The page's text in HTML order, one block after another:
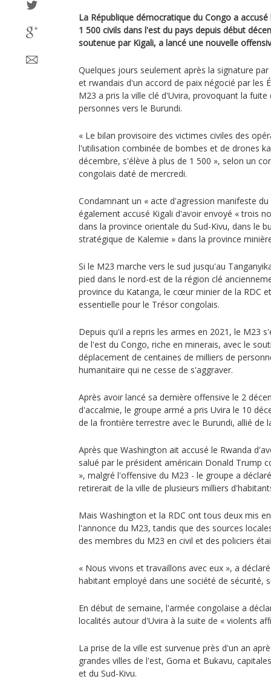
La République démocratique du Congo a
1 500 civils dans l'est du pays depuis début
soutenue par Kigali, a lancé une nouvelle
Quelques jours seulement après la signature
et rwandais d'un accord de paix négocié par les
M23 a pris la ville clé d'Uvira, provoquant la fuite
personnes vers le Burundi.
« Le bilan provisoire des victimes civiles des
l'utilisation combinée de bombes et de drones
décembre, s'élève à plus de 1 500 », selon un
congolais daté de mercredi.
Condamnant un « acte d'agression manifeste du
également accusé Kigali d'avoir envoyé « trois
dans la province orientale du Sud-Kivu, dans le
stratégique de Kalemie » dans la province
Si le M23 marche vers le sud jusqu'au
pied dans le nord-est de la région clé
province du Katanga, le cœur minier de la RDC
essentielle pour le Trésor congolais.
Depuis qu'il a repris les armes en 2021, le M23
de l'est du Congo, riche en minerais, avec le
déplacement de centaines de milliers de
humanitaire qui ne cesse de s'aggraver.
Après avoir lancé sa dernière offensive le 2
d'accalmie, le groupe armé a pris Uvira le 10
de la frontière terrestre avec le Burundi, allié de
Après que Washington ait accusé le Rwanda
salué par le président américain Donald Trump
», malgré l'offensive du M23 - le groupe a
retirerait de la ville de plusieurs milliers
Mais Washington et la RDC ont tous deux mis
l'annonce du M23, tandis que des sources
des membres du M23 en civil et des policiers
« Nous vivons et travaillons avec eux », a
habitant employé dans une société de sécurité,
En début de semaine, l'armée congolaise a
localités autour d'Uvira à la suite de « violents
La prise de la ville est survenue près d'un an
grandes villes de l'est, Goma et Bukavu,
et du Sud-Kivu.